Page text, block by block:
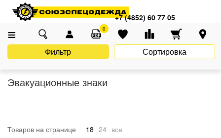
+7 (4852) 60 77 05
0
Главная Каталог Знаки безопасности Эвакуационные знаки
Эвакуационные знаки
Фильтр Сортировка
Товаров на странице 18 24 все